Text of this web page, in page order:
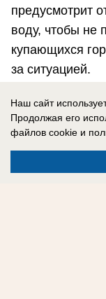
предусмотрит
воду, чтобы не
купающихся
за ситуацией.
Наш сайт использует
Продолжая его
файлов cookie и